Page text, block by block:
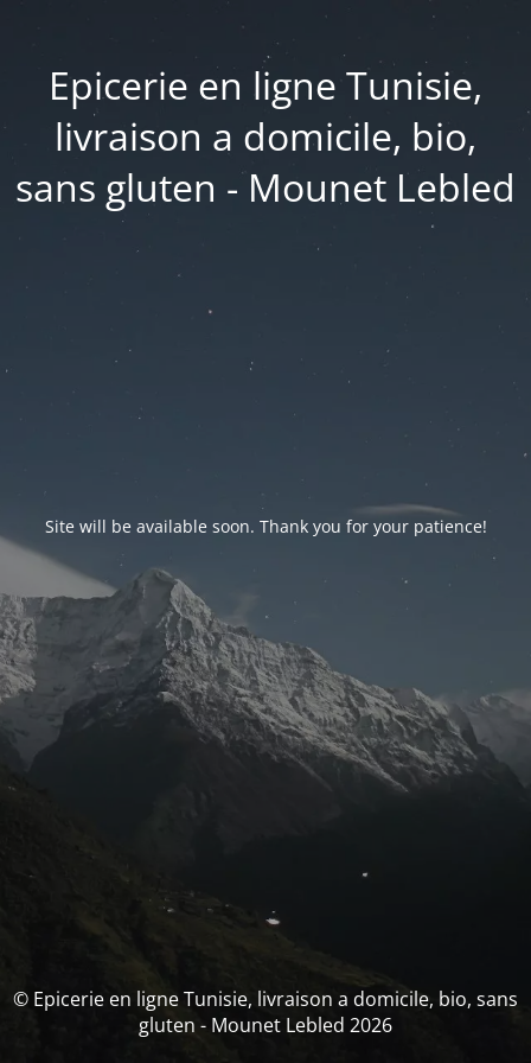
Epicerie en ligne Tunisie,
livraison a domicile, bio,
sans gluten - Mounet Lebled
Site will be available soon. Thank you for your patience!
© Epicerie en ligne Tunisie, livraison a domicile, bio, sans
gluten - Mounet Lebled 2026